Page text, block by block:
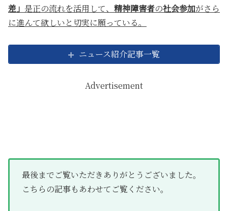
差」 是正の流れを活用して、 精神障害者の社会参加がさら
に進んて欲しいと切実に願っている。
ニュース紹介記事一覧
Advertisement
最後までご覧いただきありがとうございました。
こちらの記事もあわせてご覧ください。